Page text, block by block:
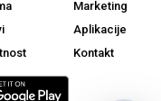
Marketing
Aplikacije
Kontakt